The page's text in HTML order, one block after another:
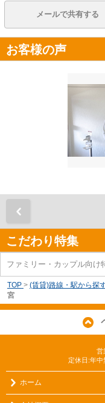
メールで共有する
お客様の声
こだわり特集
ファミリー・カップル向け
TOP > (賃貸)路線・駅から探
宮
営
定休日:年中
ホーム